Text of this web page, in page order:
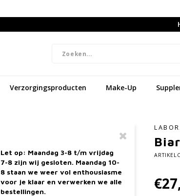
Verzorgingsproducten Make-Up
Let op: Maandag 3-8 t/m vrijdag
7-8 zijn wij gesloten. Maandag 10-
8 staan we weer vol enthousiasme
voor je klaar en verwerken we alle
bestellingen.